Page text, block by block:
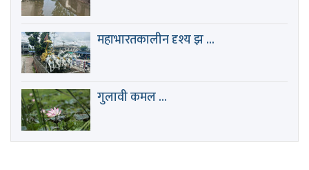
महाभारतकालीन दृश्य झ ...
गुलावी कमल ...